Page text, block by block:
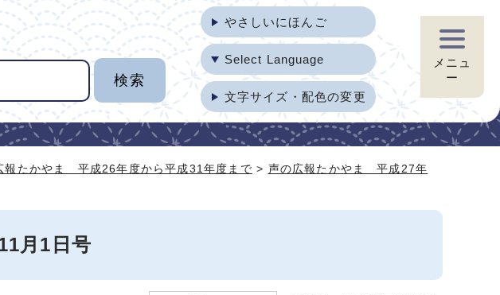
やさしいにほんご
Select Language
文字サイズ・配色の変更
メニュ
ー
報たかやま 平成26年度から平成31年度まで > 声の広報たかやま 平成27年
月1日号